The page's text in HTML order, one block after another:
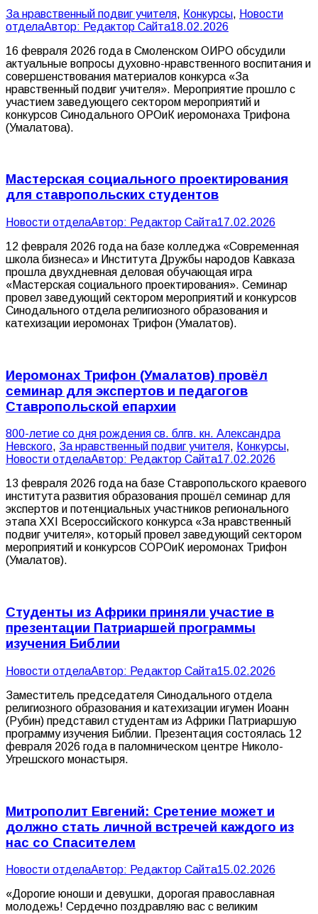
За нравственный подвиг учителя, Конкурсы, Новости
отделаАвтор: Редактор Сайта18.02.2026
16 февраля 2026 года в Смоленском ОИРО обсудили
актуальные вопросы духовно-нравственного воспитания и
совершенствования материалов конкурса «За
нравственный подвиг учителя». Мероприятие прошло с
участием заведующего сектором мероприятий и
конкурсов Синодального ОРОиК иеромонаха Трифона
(Умалатова).
Мастерская социального проектирования
для ставропольских студентов
Новости отделаАвтор: Редактор Сайта17.02.2026
12 февраля 2026 года на базе колледжа «Современная
школа бизнеса» и Института Дружбы народов Кавказа
прошла двухдневная деловая обучающая игра
«Мастерская социального проектирования». Семинар
провел заведующий сектором мероприятий и конкурсов
Синодального отдела религиозного образования и
катехизации иеромонах Трифон (Умалатов).
Иеромонах Трифон (Умалатов) провёл
семинар для экспертов и педагогов
Ставропольской епархии
800-летие со дня рождения св. блгв. кн. Александра
Невского, За нравственный подвиг учителя, Конкурсы,
Новости отделаАвтор: Редактор Сайта17.02.2026
13 февраля 2026 года на базе Ставропольского краевого
института развития образования прошёл семинар для
экспертов и потенциальных участников регионального
этапа XXI Всероссийского конкурса «За нравственный
подвиг учителя», который провел заведующий сектором
мероприятий и конкурсов СОРОиК иеромонах Трифон
(Умалатов).
Студенты из Африки приняли участие в
презентации Патриаршей программы
изучения Библии
Новости отделаАвтор: Редактор Сайта15.02.2026
Заместитель председателя Синодального отдела
религиозного образования и катехизации игумен Иоанн
(Рубин) представил студентам из Африки Патриаршую
программу изучения Библии. Презентация состоялась 12
февраля 2026 года в паломническом центре Николо-
Угрешского монастыря.
Митрополит Евгений: Сретение может и
должно стать личной встречей каждого из
нас со Спасителем
Новости отделаАвтор: Редактор Сайта15.02.2026
«Дорогие юноши и девушки, дорогая православная
молодежь! Сердечно поздравляю вас с великим